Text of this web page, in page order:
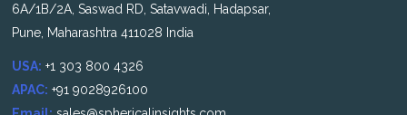
6A/1B/2A, Saswad RD, Satavwadi, Hadapsar,
Pune, Maharashtra 411028 India
USA: +1 303 800 4326
APAC: +91 9028926100